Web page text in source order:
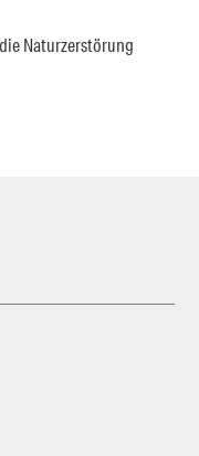
Naturzerstörung